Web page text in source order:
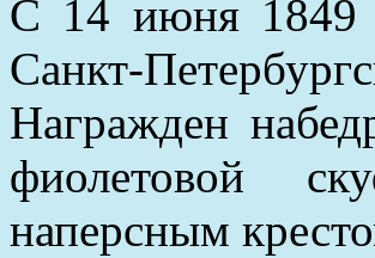
С 14 июня 1849
Санкт-
Награжден
фиолетовой
наперсным